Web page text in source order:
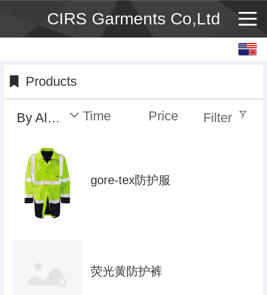
CIRS Garments Co,Ltd
Products
By Alphabet Time Price Filter
gore-tex防护服
荧光黄防护裤